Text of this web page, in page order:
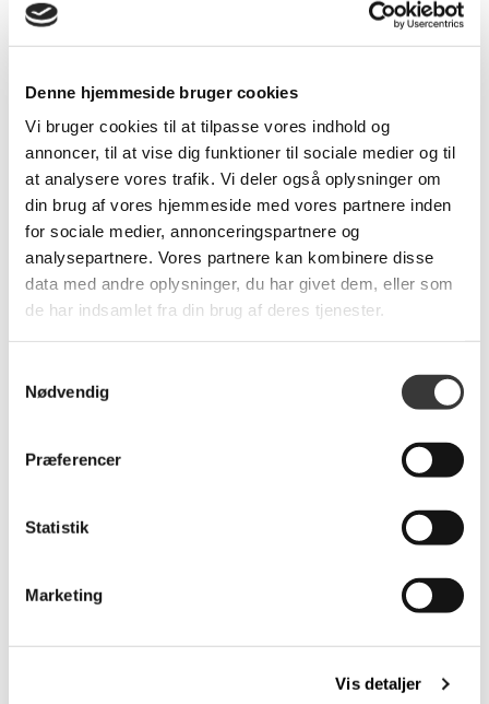
Denne hjemmeside bruger cookies
Vi bruger cookies til at tilpasse vores indhold og
annoncer, til at vise dig funktioner til sociale medier og til
at analysere vores trafik. Vi deler også oplysninger om
din brug af vores hjemmeside med vores partnere inden
for sociale medier, annonceringspartnere og
analysepartnere. Vores partnere kan kombinere disse
data med andre oplysninger, du har givet dem, eller som
de har indsamlet fra din brug af deres tjenester.
Nødvendig
Præferencer
Statistik
Marketing
Vis detaljer
4.499,00 DKK
Produkt specifikationer
SKU:8227-001
Farve:Mocha
Længde:200
Højde:41
Bredde: 80
Dess./træsort:596 Mocha